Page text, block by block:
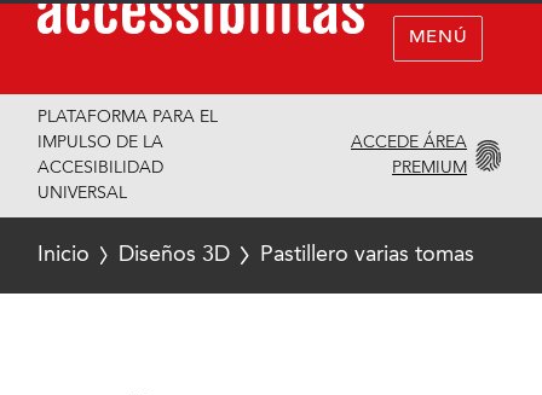
MENÚ
PLATAFORMA PARA EL
IMPULSO DE LA
ACCESIBILIDAD
UNIVERSAL
ACCEDE ÁREA
PREMIUM
Inicio Diseños 3D Pastillero varias tomas